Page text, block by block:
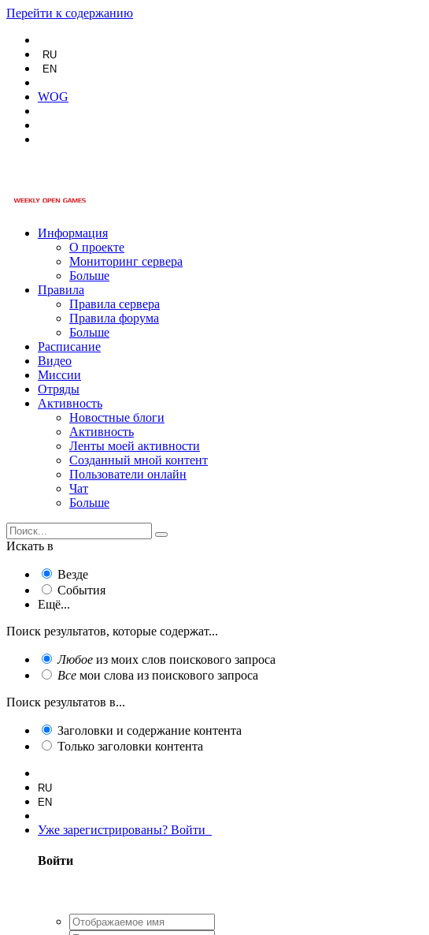
Перейти к содержанию
RU
EN
WOG
Информация
О проекте
Мониторинг сервера
Больше
Правила
Правила сервера
Правила форума
Больше
Расписание
Видео
Миссии
Отряды
Активность
Новостные блоги
Активность
Ленты моей активности
Созданный мной контент
Пользователи онлайн
Чат
Больше
Искать в
Везде
События
Ещё...
Поиск результатов, которые содержат...
Любое из моих слов поискового запроса
Все мои слова из поискового запроса
Поиск результатов в...
Заголовки и содержание контента
Только заголовки контента
RU
EN
Уже зарегистрированы? Войти
Войти